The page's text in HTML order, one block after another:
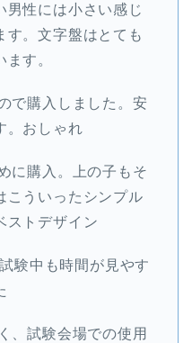
男性には小さい感じ
す。文字盤はとても
す。
で購入しました。安
。おしゃれ
に購入。上の子もそ
こういったシンプル
ストデザイン
験中も時間が見やす
、試験会場での使用